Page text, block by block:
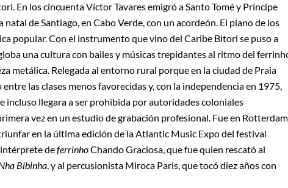
En los cincuenta Víctor Tavares emigró a Santo Tomé y Príncipe
de Santiago, en Cabo Verde, con un acordeón. El piano de los
popular. Con el instrumento que vino del Caribe Bitori se puso a
una cultura con bailes y músicas trepidantes al ritmo del
metálica. Relegada al entorno rural porque en la ciudad de Praia
entre las clases menos favorecidas y, con la independencia en 1975,
incluso llegara a ser prohibida por autoridades coloniales
vez en un estudio de grabación profesional. Fue en
en la última edición de la Atlantic Music Expo del festival
deferrinhoChando Graciosa, que fue quien rescató al
Bibinha, y al percusionista Miroca Paris, que tocó diez años con